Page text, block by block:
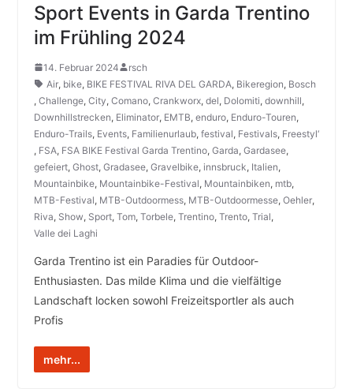
Sport Events in Garda Trentino
im Frühling 2024
14. Februar 2024
rsch
Air, bike, BIKE FESTIVAL RIVA DEL GARDA, Bikeregion, Bosch
, Challenge, City, Comano, Crankworx, del, Dolomiti, downhill,
Downhillstrecken, Eliminator, EMTB, enduro, Enduro-Touren,
Enduro-Trails, Events, Familienurlaub, festival, Festivals, Freestyl‘
, FSA, FSA BIKE Festival Garda Trentino, Garda, Gardasee,
gefeiert, Ghost, Gradasee, Gravelbike, innsbruck, Italien,
Mountainbike, Mountainbike-Festival, Mountainbiken, mtb,
MTB-Festival, MTB-Outdoormess, MTB-Outdoormesse, Oehler,
Riva, Show, Sport, Tom, Torbele, Trentino, Trento, Trial,
Valle dei Laghi
Garda Trentino ist ein Paradies für Outdoor-
Enthusiasten. Das milde Klima und die vielfältige
Landschaft locken sowohl Freizeitsportler als auch
Profis
mehr...